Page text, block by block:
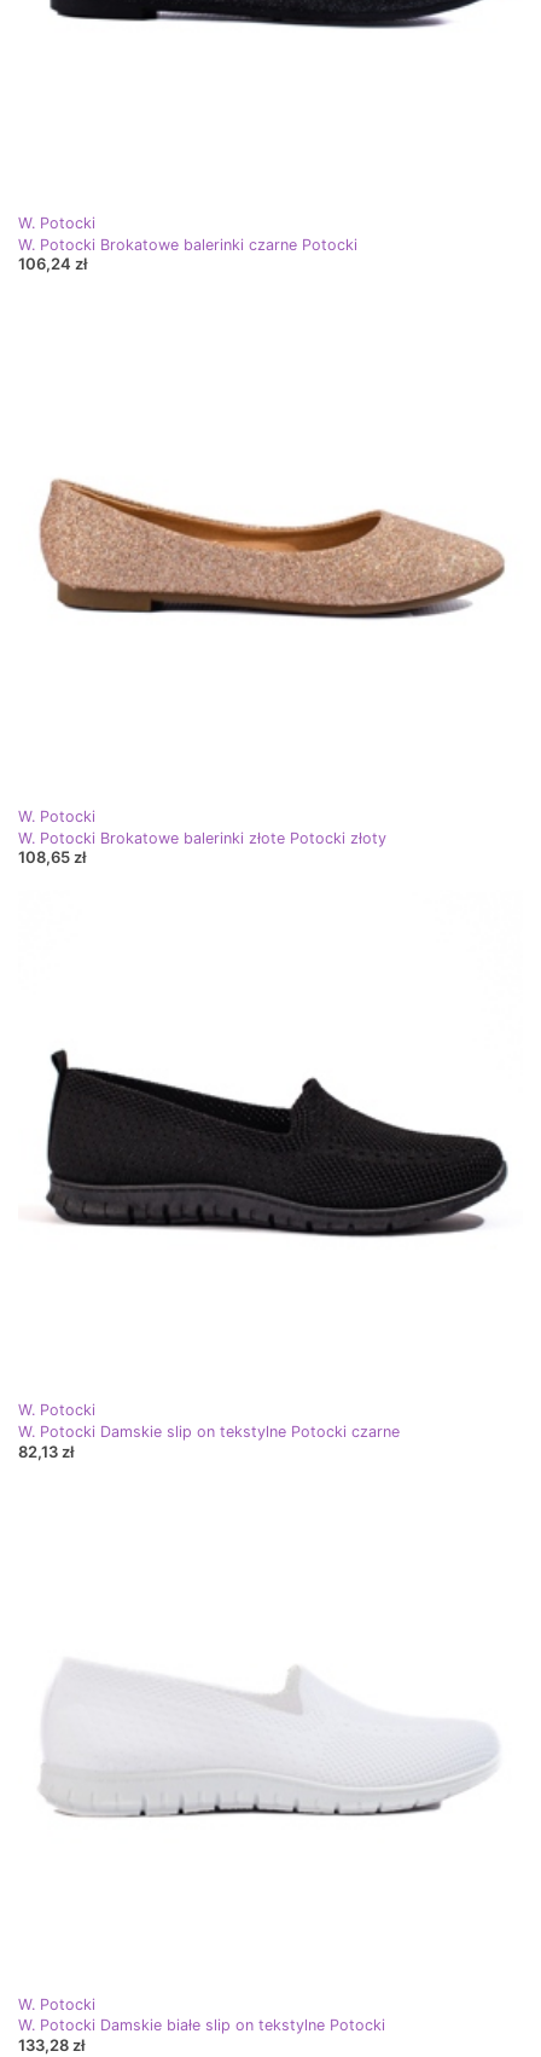
W. Potocki
W. Potocki Brokatowe balerinki czarne Potocki
106,24 zł
W. Potocki
W. Potocki Brokatowe balerinki złote Potocki złoty
108,65 zł
W. Potocki
W. Potocki Damskie slip on tekstylne Potocki czarne
82,13 zł
W. Potocki
W. Potocki Damskie białe slip on tekstylne Potocki
133,28 zł